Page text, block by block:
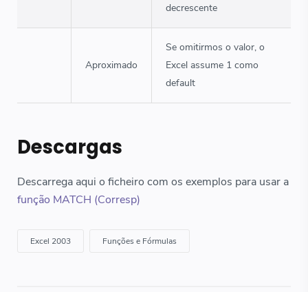
decrescente
Aproximado
Se omitirmos o valor, o
Excel assume 1 como
default
Descargas
Descarrega aqui o ficheiro com os exemplos para usar a
função MATCH (Corresp)